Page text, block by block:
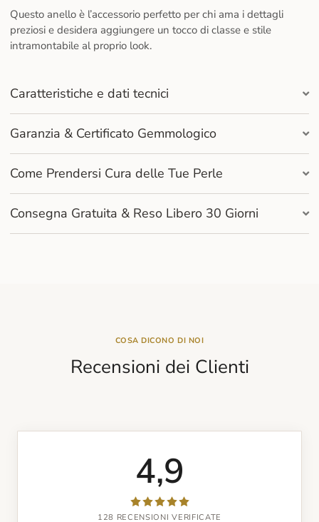
Questo anello è l’accessorio perfetto per chi ama i dettagli
preziosi e desidera aggiungere un tocco di classe e stile
intramontabile al proprio look.
Caratteristiche e dati tecnici
Garanzia & Certificato Gemmologico
Come Prendersi Cura delle Tue Perle
Consegna Gratuita & Reso Libero 30 Giorni
COSA DICONO DI NOI
Recensioni dei Clienti
4,9
128 RECENSIONI VERIFICATE